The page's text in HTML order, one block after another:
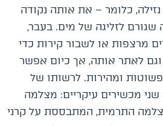
כלומר – את אותה נקודה
שגורם לזליגה של מים. בעבר,
מרצפות או לשבור קירות כדי
לאתר אותה, אך כיום אפשר
ומהירות. לרשותו של
מכשירים עיקריים: מצלמה
התרמית, המתבססת על קרני